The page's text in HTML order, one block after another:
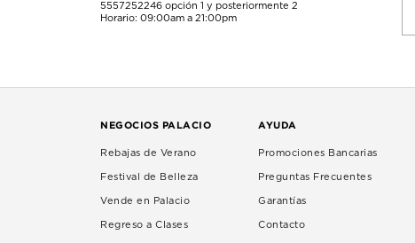
5557252246 opción 1 y posteriormente 2
Horario: 09:00am a 21:00pm
NEGOCIOS PALACIO
Rebajas de Verano
Festival de Belleza
Vende en Palacio
Regreso a Clases
AYUDA
Promociones Bancarias
Preguntas Frecuentes
Garantías
Contacto